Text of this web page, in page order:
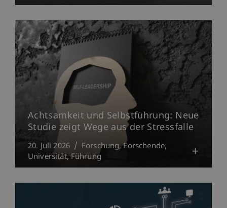
Achtsamkeit und Selbstführung: Neue
Studie zeigt Wege aus der Stressfalle
20. Juli 2026 Forschung Forschende
Universität Führung